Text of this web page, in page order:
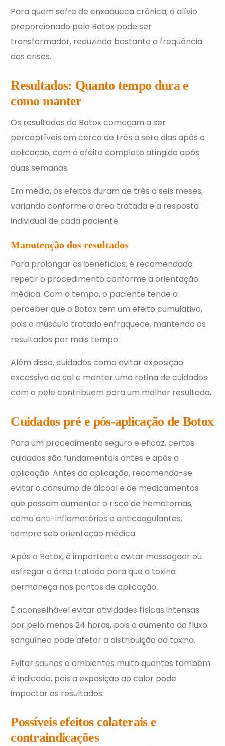
Para quem sofre de enxaqueca crônica, o alívio
proporcionado pelo Botox pode ser
transformador, reduzindo bastante a frequência
das crises.
Resultados: Quanto tempo dura e
como manter
Os resultados do Botox começam a ser
perceptíveis em cerca de três a sete dias após a
aplicação, com o efeito completo atingido após
duas semanas.
Em média, os efeitos duram de três a seis meses,
variando conforme a área tratada e a resposta
individual de cada paciente.
Manutenção dos resultados
Para prolongar os benefícios, é recomendado
repetir o procedimento conforme a orientação
médica. Com o tempo, o paciente tende a
perceber que o Botox tem um efeito cumulativo,
pois o músculo tratado enfraquece, mantendo os
resultados por mais tempo.
Além disso, cuidados como evitar exposição
excessiva ao sol e manter uma rotina de cuidados
com a pele contribuem para um melhor resultado.
Cuidados pré e pós-aplicação de Botox
Para um procedimento seguro e eficaz, certos
cuidados são fundamentais antes e após a
aplicação. Antes da aplicação, recomenda-se
evitar o consumo de álcool e de medicamentos
que possam aumentar o risco de hematomas,
como anti-inflamatórios e anticoagulantes,
sempre sob orientação médica.
Após o Botox, é importante evitar massagear ou
esfregar a área tratada para que a toxina
permaneça nos pontos de aplicação.
É aconselhável evitar atividades físicas intensas
por pelo menos 24 horas, pois o aumento do fluxo
sanguíneo pode afetar a distribuição da toxina.
Evitar saunas e ambientes muito quentes também
é indicado, pois a exposição ao calor pode
impactar os resultados.
Possíveis efeitos colaterais e
contraindicações